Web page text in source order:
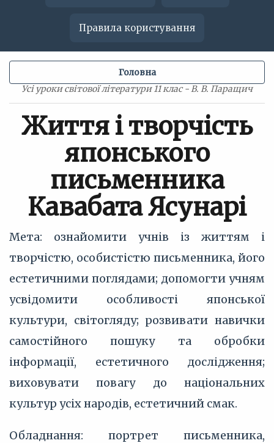
Правила користування
Усі уроки світової літератури 11 клас - В. В. Паращич
Головна
Життя і творчість
японського
письменника
Кавабата Ясунарі
Мета: ознайомити учнів із життям і
творчістю, особистістю письменника, його
естетичними поглядами; допомогти учням
усвідомити особливості японської
культури, світогляду; розвивати навички
самостійного пошуку та обробки
інформації, естетичного дослідження;
виховувати повагу до національних
культур усіх народів, естетичний смак.
Обладнання: портрет письменника,